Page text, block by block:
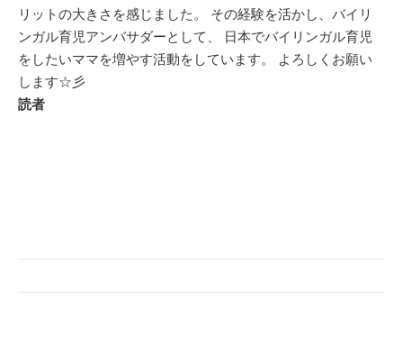
リットの大きさを感じました。 その経験を活かし、バイリ
ンガル育児アンバサダーとして、 日本でバイリンガル育児
をしたいママを増やす活動をしています。 よろしくお願い
します☆彡
読者